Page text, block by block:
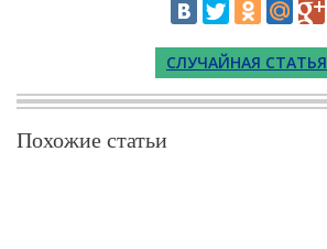
СЛУЧАЙНАЯ СТАТЬЯ
Похожие статьи